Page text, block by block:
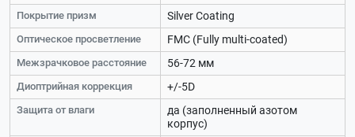
Покрытие призм Silver Coating
Оптическое просветление FMC (Fully multi-coated)
Межзрачковое расстояние 56-72 мм
Диоптрийная коррекция +/-5D
Защита от влаги
да (заполненный азотом
корпус)